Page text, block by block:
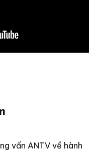
vấn ANTV về hành